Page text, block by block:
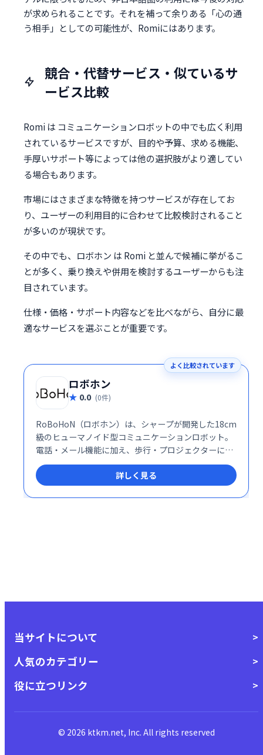
が求められることです。それを補って余りある「心の通
う相手」としての可能性が、Romiにはあります。
競合・代替サービス・似ているサ
ービス比較
Romi は コミュニケーションロボットの中でも広く利用
されているサービスですが、目的や予算、求める機能、
手厚いサポート等によっては他の選択肢がより適してい
る場合もあります。
市場にはさまざまな特徴を持つサービスが存在してお
り、ユーザーの利用目的に合わせて比較検討されること
が多いのが現状です。
その中でも、ロボホン は Romi と並んで候補に挙がるこ
とが多く、乗り換えや併用を検討するユーザーからも注
目されています。
仕様・価格・サポート内容などを比べながら、自分に最
適なサービスを選ぶことが重要です。
よく比較されています
ロボホン
0.0 (0件)
RoBoHoN（ロボホン）は、シャープが開発した18cm
級のヒューマノイド型コミュニケーションロボット。
電話・メール機能に加え、歩行・プロジェクターによ
る映像投影・感情豊かな会話などが楽しめます。
詳しく見る
当サイトについて
人気のカテゴリー
役に立つリンク
© 2026 ktkm.net, Inc. All rights reserved